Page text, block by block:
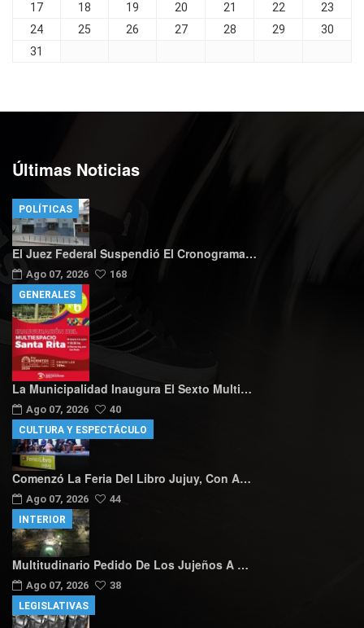
17
18 19 20 21 22
23
24
25 26 27 28 29
30
31
Últimas Noticias
El Juez Federal Suspendió El Cronograma…
Ago 07, 2026 168
POLÍTICAS
La Municipalidad Inaugura El Sexto Multi…
Ago 07, 2026 40
GENERALES
Comenzó La Feria Del Libro Jujuy, Con A…
Ago 07, 2026 44
CULTURA Y ESPECTÁCULO
Multitudinario Pedido De Los Jujeños A …
Ago 07, 2026 38
INTERIOR
LEGISLATIVAS